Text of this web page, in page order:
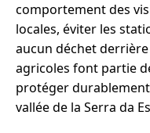
comportement des
locales, éviter les
aucun déchet
agricoles font partie
protéger
vallée de la Serra da